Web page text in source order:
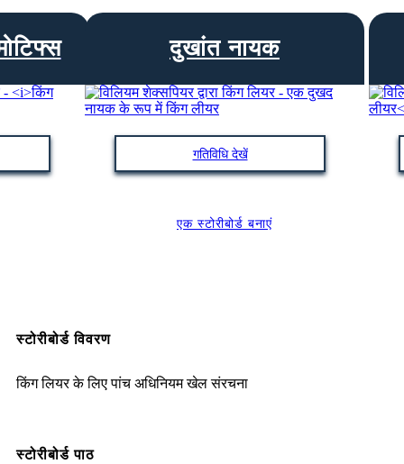
दुखांत नायक
गतिविधि देखें
एक स्टोरीबोर्ड बनाएं
स्टोरीबोर्ड विवरण
किंग लियर के लिए पांच अधिनियम खेल संरचना
स्टोरीबोर्ड पाठ